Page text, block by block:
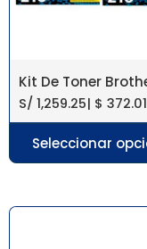
S/ 1,259.25| $ 372.01